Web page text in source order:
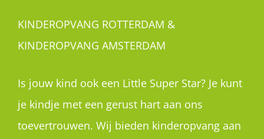
KINDEROPVANG ROTTERDAM &
KINDEROPVANG AMSTERDAM
Is jouw kind ook een Little Super Star? Je kunt
je kindje met een gerust hart aan ons
toevertrouwen. Wij bieden kinderopvang aan